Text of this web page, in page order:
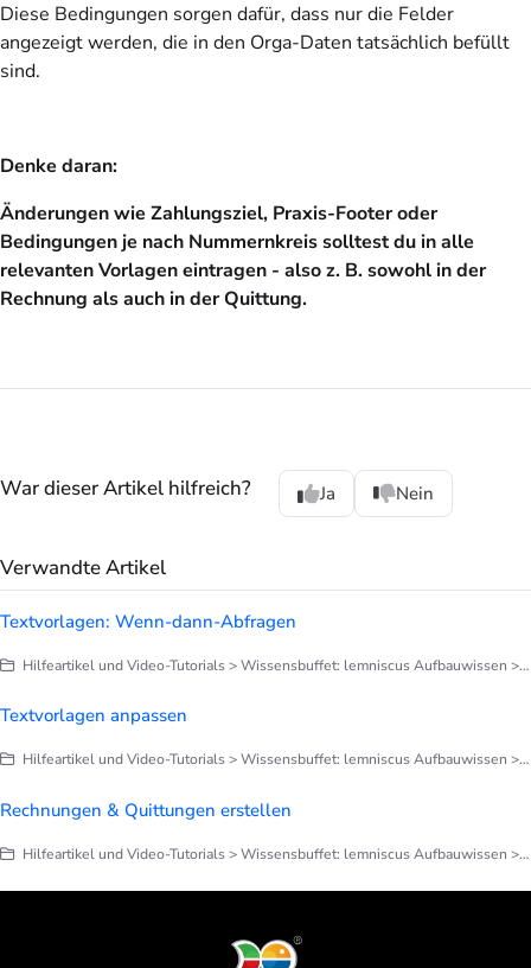
Diese Bedingungen sorgen dafür, dass nur die Felder
angezeigt werden, die in den Orga-Daten tatsächlich befüllt
sind.
Denke daran:
Änderungen wie Zahlungsziel, Praxis-Footer oder
Bedingungen je nach Nummernkreis solltest du in alle
relevanten Vorlagen eintragen - also z. B. sowohl in der
Rechnung als auch in der Quittung.
War dieser Artikel hilfreich? Ja Nein
Verwandte Artikel
Textvorlagen: Wenn-dann-Abfragen
Hilfeartikel und Video-Tutorials > Wissensbuffet: lemniscus Aufbauwissen > E-Mails, Benachrichtigungen
Textvorlagen anpassen
Hilfeartikel und Video-Tutorials > Wissensbuffet: lemniscus Aufbauwissen > E-Mails, Benachrichtigungen
Rechnungen & Quittungen erstellen
Hilfeartikel und Video-Tutorials > Wissensbuffet: lemniscus Aufbauwissen > Finanzen > Alles zu Rechnungen